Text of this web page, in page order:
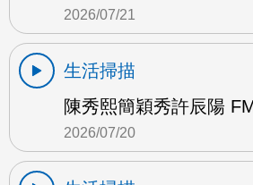
2026/07/21
生活掃描
陳秀熙簡穎秀許辰陽
2026/07/20